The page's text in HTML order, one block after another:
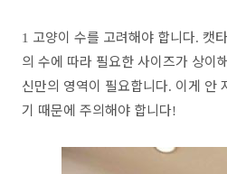
1 고양이 수를 고려해야 합니다. 캣
의 수에 따라 필요한 사이즈가 상이
신만의 영역이 필요합니다. 이게 안
기 때문에 주의해야 합니다!